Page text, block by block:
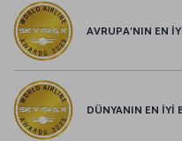
AVRUPA’NIN EN
DÜNYANIN EN İYİ